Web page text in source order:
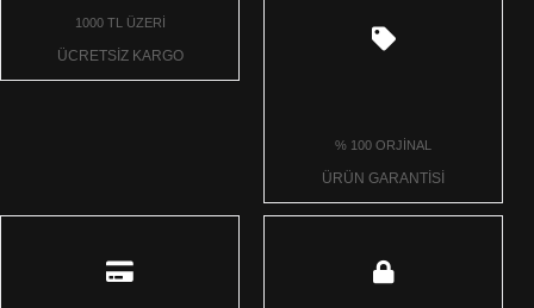
1000 TL ÜZERİ
ÜCRETSİZ KARGO
% 100 ORJİNAL
ÜRÜN GARANTİSİ